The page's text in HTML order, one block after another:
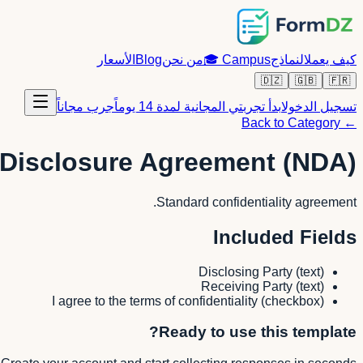
كيف يعملالنماذجCampus
🎓من نحنBlog الأسعار
🇫🇷
🇬🇧
🇩🇿
تسجيل الدخولابدأ تجربتي المجانية لمدة 14 يوماً
جرب مجاناً
← Back to Category
Agreement (NDA)
Standard confidentiality agreement.
Included Fields
Disclosing Party (text)
Receiving Party (text)
I agree to the terms of confidentiality (checkbox)
Ready to use this template?